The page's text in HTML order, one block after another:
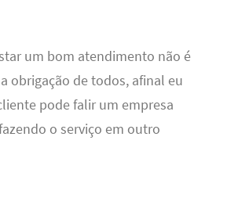
um bom atendimento não é
obrigação de todos, afinal eu
pode falir um empresa
o serviço em outro